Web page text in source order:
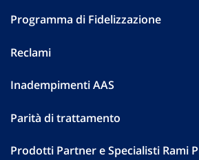
Programma di Fidelizzazione
Reclami
Inadempimenti AAS
Parità di trattamento
Prodotti Partner e Specialisti Rami